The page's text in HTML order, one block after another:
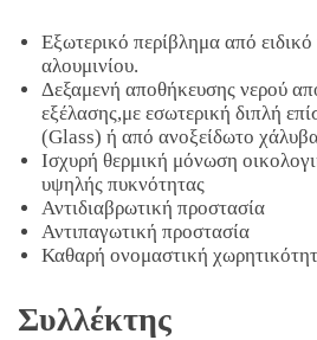
Εξωτερικό περίβλημα από
αλουμινίου.
Δεξαμενή αποθήκευσης νερού
εξέλασης,με εσωτερική διπλή
(Glass) ή από ανοξείδωτο
Ισχυρή θερμική μόνωση
υψηλής πυκνότητας
Αντιδιαβρωτική προστασία
Αντιπαγωτική προστασία
Καθαρή ονομαστική
Συλλέκτης